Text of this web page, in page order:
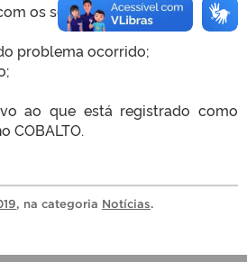
os seguintes dados:
problema ocorrido;
ao que está registrado como
COBALTO.
, na categoria Notícias.